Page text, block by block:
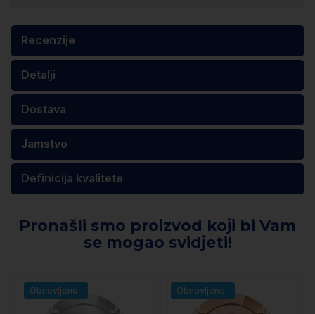
Recenzije
Detalji
Dostava
Jamstvo
Definicija kvalitete
Pronašli smo proizvod koji bi Vam
se mogao svidjeti!
Obnovljeno Obnovljeno